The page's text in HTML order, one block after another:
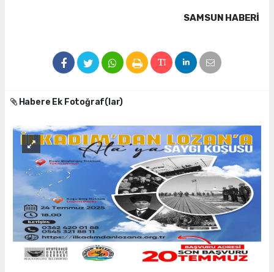
SAMSUN HABERİ
Habere Ek Fotoğraf(lar)